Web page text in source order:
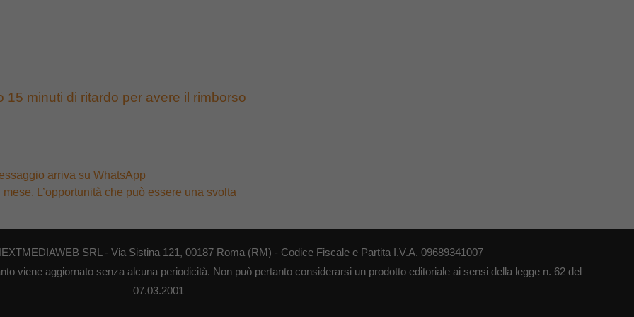
minuti di ritardo per avere il rimborso
arriva su WhatsApp
L’opportunità che può essere una svolta
SRL - Via Sistina 121, 00187 Roma (RM) - Codice Fiscale e Partita I.V.A. 09689341007
viene aggiornato senza alcuna periodicità. Non può pertanto considerarsi un prodotto editoriale ai sensi della legge n. 62 del
07.03.2001